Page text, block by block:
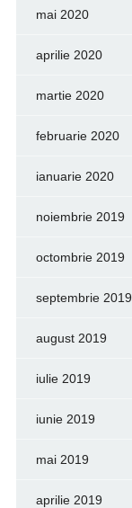
mai 2020
aprilie 2020
martie 2020
februarie 2020
ianuarie 2020
noiembrie 2019
octombrie 2019
septembrie 2019
august 2019
iulie 2019
iunie 2019
mai 2019
aprilie 2019